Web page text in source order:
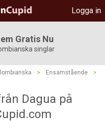
Logga in
Gratis Nu
singlar
> Ensamstående
>
Dagua på